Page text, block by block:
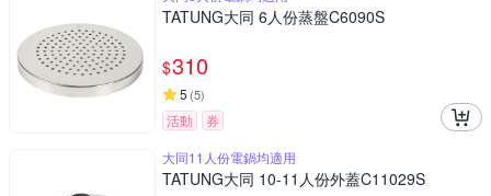
TATUNG大同 6人份蒸盤C6090S
$310
5 (5)
活動
券
大同11人份電鍋均適用
TATUNG大同 10-11人份外蓋C11029S